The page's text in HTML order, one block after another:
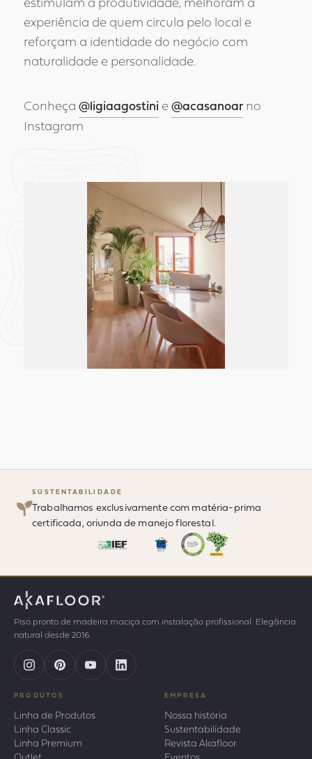
estimulam a produtividade, melhoram a
experiência de quem circula pelo local e
reforçam a identidade do negócio com
naturalidade e personalidade.
Conheça @ligiaagostini e @acasanoarno
Instagram
SUSTENTABILIDADE
Trabalhamos exclusivamente com matéria-prima
certificada, oriunda de manejo florestal.
Piso pronto de madeira maciça com instalação profissional. Elegância
natural desde 2016.
PRODUTOS
Linha de Produtos
Linha Classic
Linha Premium
EMPRESA
Nossa história
Sustentabilidade
Revista Akafloor